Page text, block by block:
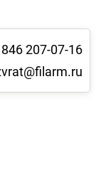
207-07-16